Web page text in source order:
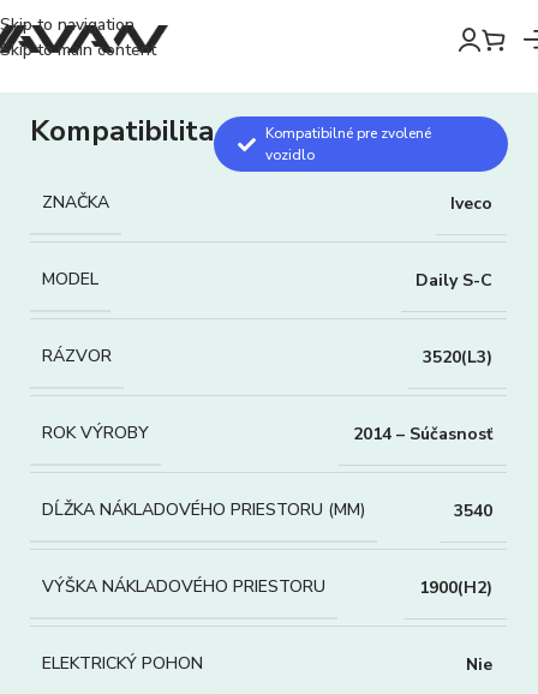
Skip to navigation
Skip to main content
Kompatibilita
Kompatibilné pre zvolené
vozidlo
ZNAČKA Iveco
MODEL Daily S-C
RÁZVOR 3520(L3)
ROK VÝROBY 2014 – Súčasnosť
DĹŽKA NÁKLADOVÉHO PRIESTORU (MM) 3540
VÝŠKA NÁKLADOVÉHO PRIESTORU 1900(H2)
ELEKTRICKÝ POHON Nie